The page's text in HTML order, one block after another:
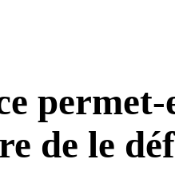
de le